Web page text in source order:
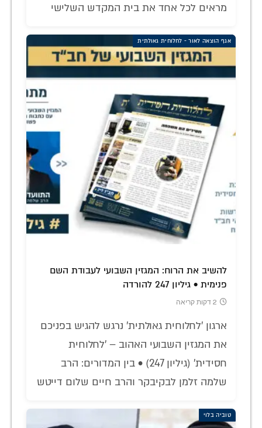
מראים לכל אחד את בית המקדש השלישי
אגף הוצאה לאור - לחלוחית גאולתית
להשיב את הרוח: המגזין השבועי לעבודת השם
פנימית • גיליון 247 להורדה
2 דקות קריאה
ארגון 'לחלוחית גאולתית' נרגש להגיש בפניכם
את המגזין השבועי האהוב – 'לחלוחית
חסידית' (גיליון 247) • בין המדורים: הרב
שלמה זלמן לבקיבקר והרב חיים שלום דייטש
טוביה בלוי